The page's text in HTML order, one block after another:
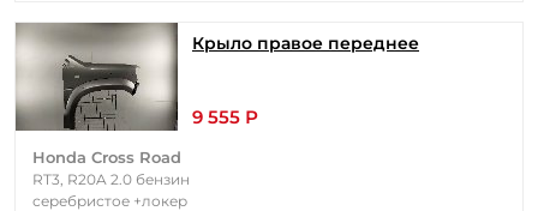
Крыло правое переднее
9 555 Р
Honda Cross Road
RT3, R20A 2.0 бензин
серебристое +локер